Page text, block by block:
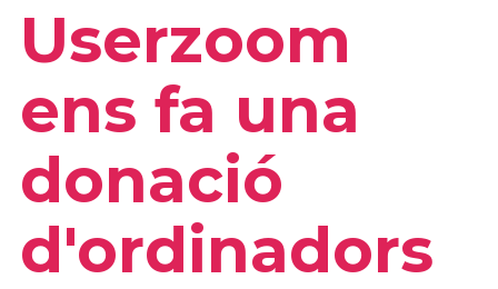
Userzoom
ens fa una
donació
d'ordinadors